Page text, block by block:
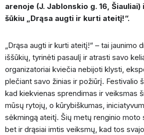
arenoje (J. Jablonskio g. 16,
šūkiu „Drąsa augti ir kurti ateitį!“.
„Drąsa augti ir kurti ateitį!“ – tai jaunimo
iššūkių, tyrinėti pasaulį ir atrasti savo
organizatoriai kviečia nebijoti klysti,
plečiant savo žinias ir požiūrį. Festivalio
kad kiekvienas sprendimas ir veiksmas
mūsų rytojų, o kūrybiškumas,
sėkmingą ateitį. Šių metų renginio moto
bet ir drąsiai imtis veiksmų, kad tos